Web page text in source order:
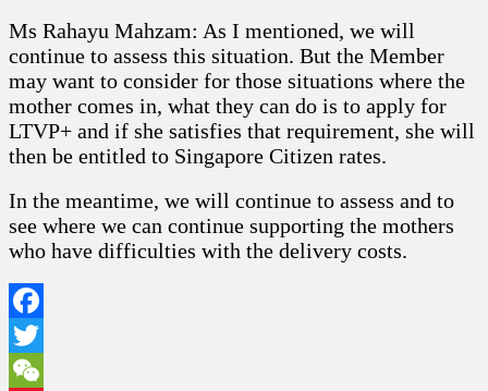
Ms Rahayu Mahzam: As I mentioned, we will
continue to assess this situation. But the Member
may want to consider for those situations where the
mother comes in, what they can do is to apply for
LTVP+ and if she satisfies that requirement, she will
then be entitled to Singapore Citizen rates.
In the meantime, we will continue to assess and to
see where we can continue supporting the mothers
who have difficulties with the delivery costs.
Facebook
Twitter